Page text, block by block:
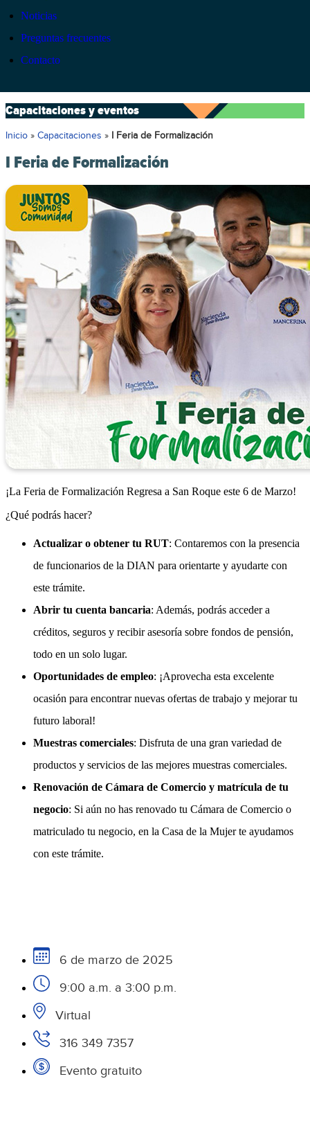
Noticias
Preguntas frecuentes
Contacto
Capacitaciones y eventos
Inicio » Capacitaciones » I Feria de Formalización
I Feria de Formalización
¡La Feria de Formalización Regresa a San Roque este 6 de Marzo!
¿Qué podrás hacer?
Actualizar o obtener tu RUT: Contaremos con la presencia
de funcionarios de la DIAN para orientarte y ayudarte con
este trámite.
Abrir tu cuenta bancaria: Además, podrás acceder a
créditos, seguros y recibir asesoría sobre fondos de pensión,
todo en un solo lugar.
Oportunidades de empleo: ¡Aprovecha esta excelente
ocasión para encontrar nuevas ofertas de trabajo y mejorar tu
futuro laboral!
Muestras comerciales: Disfruta de una gran variedad de
productos y servicios de las mejores muestras comerciales.
Renovación de Cámara de Comercio y matrícula de tu
negocio: Si aún no has renovado tu Cámara de Comercio o
matriculado tu negocio, en la Casa de la Mujer te ayudamos
con este trámite.
6 de marzo de 2025
9:00 a.m. a 3:00 p.m.
Virtual
316 349 7357
Evento gratuito